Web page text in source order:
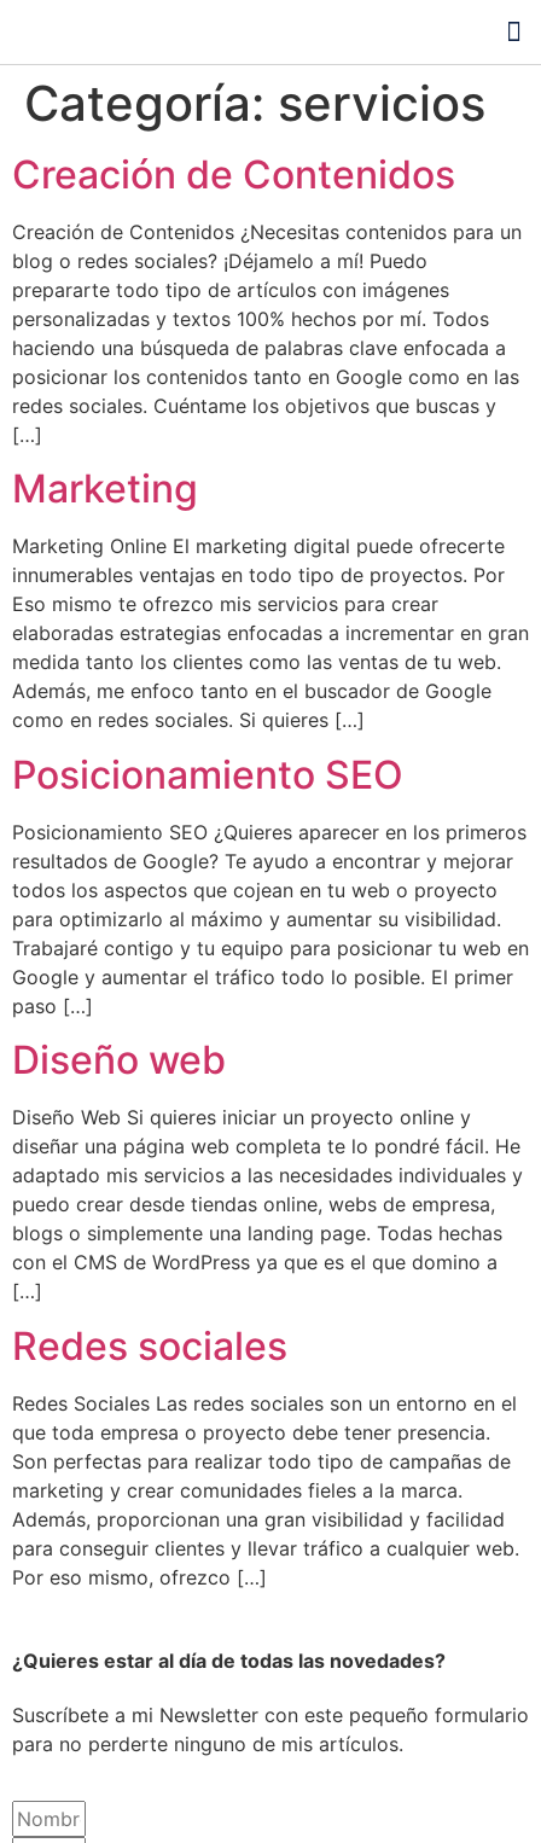
Categoría: servicios
Creación de Contenidos
Creación de Contenidos ¿Necesitas contenidos para un
blog o redes sociales? ¡Déjamelo a mí! Puedo
prepararte todo tipo de artículos con imágenes
personalizadas y textos 100% hechos por mí. Todos
haciendo una búsqueda de palabras clave enfocada a
posicionar los contenidos tanto en Google como en las
redes sociales. Cuéntame los objetivos que buscas y
[…]
Marketing
Marketing Online El marketing digital puede ofrecerte
innumerables ventajas en todo tipo de proyectos. Por
Eso mismo te ofrezco mis servicios para crear
elaboradas estrategias enfocadas a incrementar en gran
medida tanto los clientes como las ventas de tu web.
Además, me enfoco tanto en el buscador de Google
como en redes sociales. Si quieres […]
Posicionamiento SEO
Posicionamiento SEO ¿Quieres aparecer en los primeros
resultados de Google? Te ayudo a encontrar y mejorar
todos los aspectos que cojean en tu web o proyecto
para optimizarlo al máximo y aumentar su visibilidad.
Trabajaré contigo y tu equipo para posicionar tu web en
Google y aumentar el tráfico todo lo posible. El primer
paso […]
Diseño web
Diseño Web Si quieres iniciar un proyecto online y
diseñar una página web completa te lo pondré fácil. He
adaptado mis servicios a las necesidades individuales y
puedo crear desde tiendas online, webs de empresa,
blogs o simplemente una landing page. Todas hechas
con el CMS de WordPress ya que es el que domino a
[…]
Redes sociales
Redes Sociales Las redes sociales son un entorno en el
que toda empresa o proyecto debe tener presencia.
Son perfectas para realizar todo tipo de campañas de
marketing y crear comunidades fieles a la marca.
Además, proporcionan una gran visibilidad y facilidad
para conseguir clientes y llevar tráfico a cualquier web.
Por eso mismo, ofrezco […]
¿Quieres estar al día de todas las novedades?
Suscríbete a mi Newsletter con este pequeño formulario
para no perderte ninguno de mis artículos.